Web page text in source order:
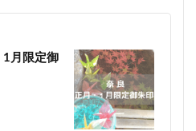
月限定御